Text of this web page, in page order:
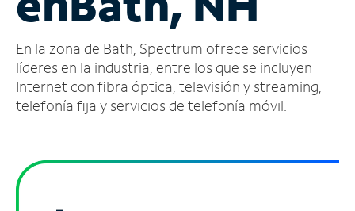
cuenta
Encuentra
una
tienda
En la zona de Bath, Spectrum ofrece servicios
líderes en la industria, entre los que se incluyen
Internet con fibra óptica, televisión y streaming,
telefonía fija y servicios de telefonía móvil.